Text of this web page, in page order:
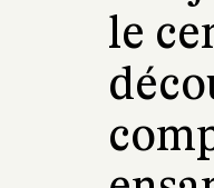
le